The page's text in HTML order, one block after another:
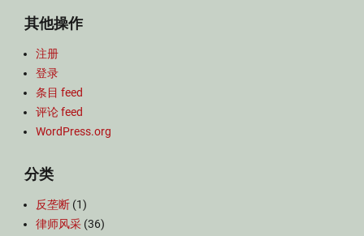
其他操作
注册
登录
条目 feed
评论 feed
WordPress.org
分类
反垄断 (1)
律师风采 (36)